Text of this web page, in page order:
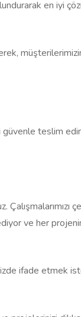
en iyi
güvenle teslim
ve her
ifade etmek